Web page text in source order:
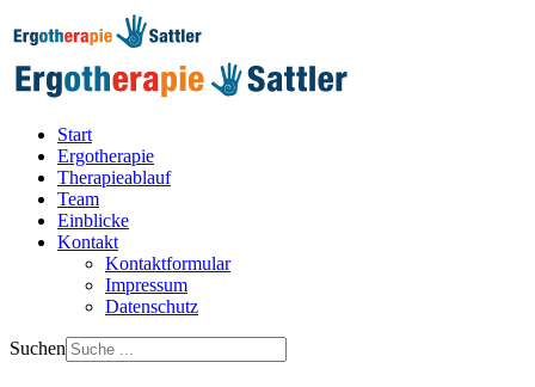
Start
Ergotherapie
Therapieablauf
Team
Einblicke
Kontakt
Kontaktformular
Impressum
Datenschutz
Suchen